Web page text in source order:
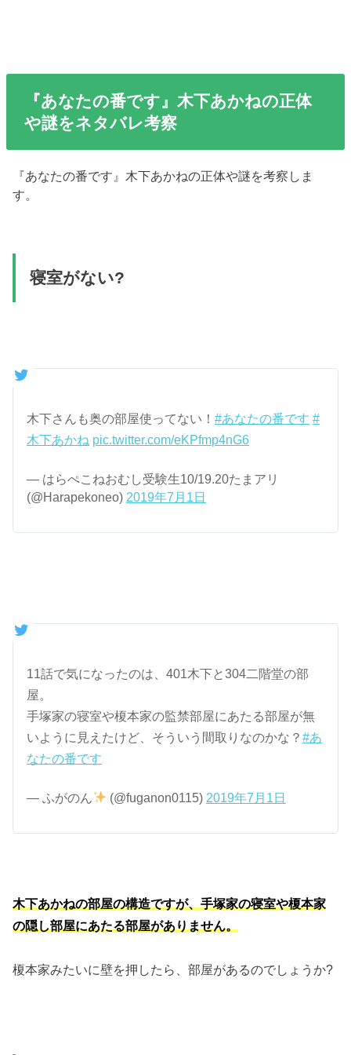
『あなたの番です』木下あかねの正体
や謎をネタバレ考察
『あなたの番です』木下あかねの正体や謎を考察しま
す。
寝室がない?
木下さんも奥の部屋使ってない！#あなたの番です #
木下あかね pic.twitter.com/eKPfmp4nG6
— はらぺこねおむし受験生10/19.20たまアリ
(@Harapekoneo) 2019年7月1日
11話で気になったのは、401木下と304二階堂の部
屋。
手塚家の寝室や榎本家の監禁部屋にあたる部屋が無
いように見えたけど、そういう間取りなのかな？#あ
なたの番です
— ふがのん (@fuganon0115) 2019年7月1日
木下あかねの部屋の構造ですが、手塚家の寝室や榎本家
の隠し部屋にあたる部屋がありません。
榎本家みたいに壁を押したら、部屋があるのでしょうか?